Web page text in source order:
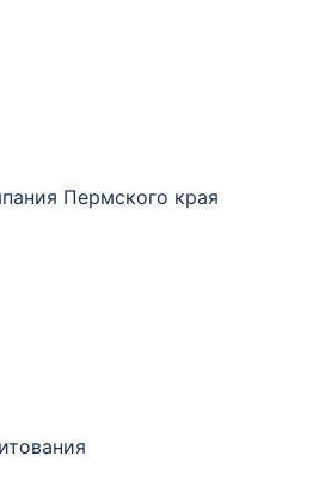
Пермского края